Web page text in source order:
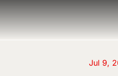
Jul 9,